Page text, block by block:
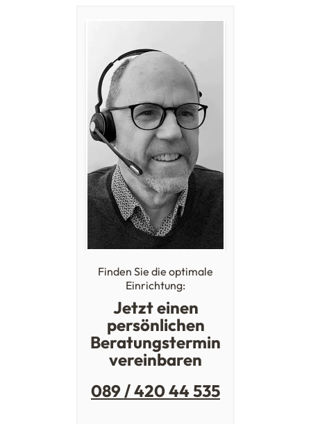
Finden Sie die optimale
Einrichtung:
Jetzt einen
persönlichen
Beratungstermin
vereinbaren
089 / 420 44 535